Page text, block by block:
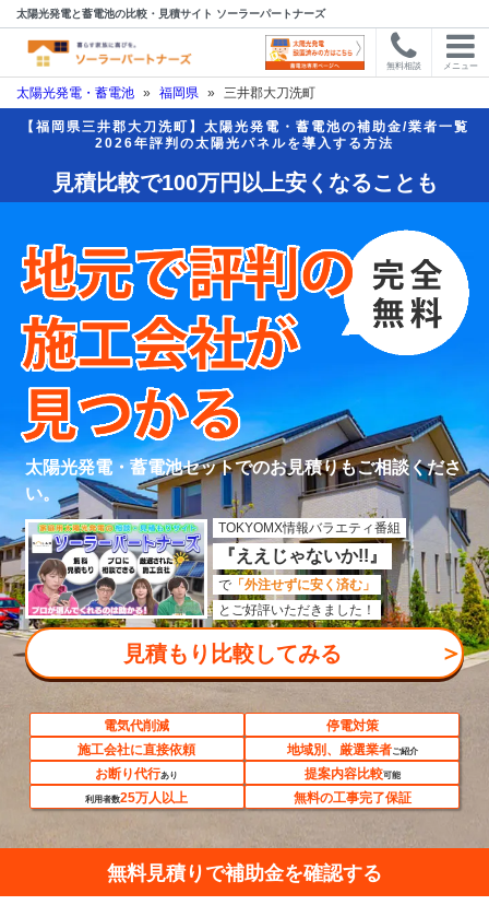
太陽光発電と蓄電池の比較・見積サイト ソーラーパートナーズ
無料相談 メニュー
太陽光発電・蓄電池 » 福岡県 » 三井郡大刀洗町
【福岡県三井郡大刀洗町】太陽光発電・蓄電池の補助金/業者一覧
2026年評判の太陽光パネルを導入する方法
見積比較で100万円以上安くなることも
太陽光発電・蓄電池セットでのお見積りもご相談くださ
い。
TOKYOMX情報バラエティ番組
『ええじゃないか!!』
で 「外注せずに安く済む」
とご好評いただきました！
見積もり比較してみる ＞
電気代削減
停電対策
施工会社に直接依頼
地域別、厳選業者ご紹介
お断り代行あり 提案内容比較可能
利用者数25万人以上 無料の工事完了保証
無料見積りで補助金を確認する